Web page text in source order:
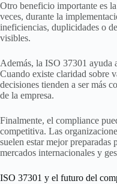
Otro beneficio importante es
veces, durante la
ineficiencias, duplicidades o
visibles.
Además, la ISO 37301 ayuda
Cuando existe claridad sobre
decisiones tienden a ser más
de la empresa.
Finalmente, el compliance
competitiva. Las
suelen estar mejor preparadas
mercados internacionales y
ISO 37301 y el futuro del